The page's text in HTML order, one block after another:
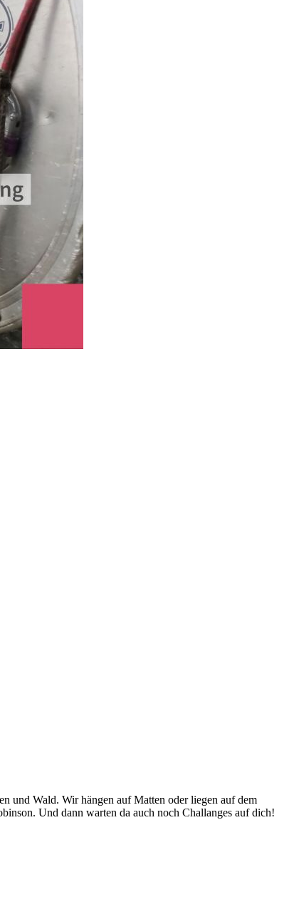
und Wald. Wir hängen auf Matten oder liegen auf dem
Und dann warten da auch noch Challanges auf dich!